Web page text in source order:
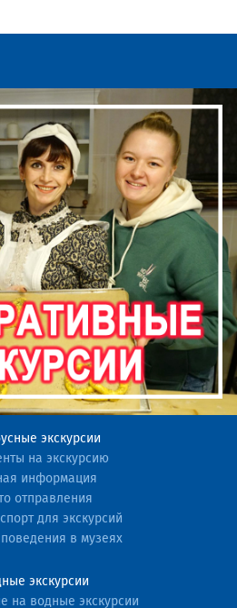
экскурсии
на экскурсию
информация
отправления
для экскурсий
в музеях
экскурсии
на водные экскурсии